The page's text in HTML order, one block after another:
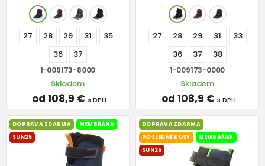
27 28 29 31
35
36
37
1-009173-8000
Skladem
od 108,9 € s DPH
27 28 29 31
33
36
37 38
1-009173-0000
Skladem
od 108,9 € s DPH
DOPRAVA ZDARMA
MEMBRÁNA
SUN25
DOPRAVA ZDARMA
POSLEDNÉ KUSY
MEMBRÁNA
SUN25